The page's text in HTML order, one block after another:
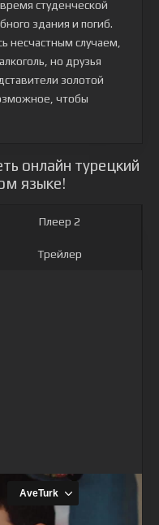
студенческой
здания и погиб.
несчастным случаем,
но друзья
золотой
чтобы
онлайн турецкий
языке!
Плеер 2
Трейлер